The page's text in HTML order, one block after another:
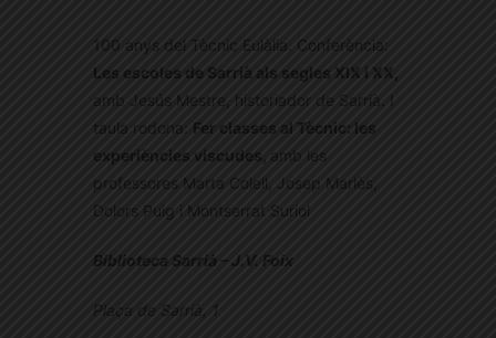
100 anys del Tècnic Eulàlia. Conferència:
Les escoles de Sarrià als segles XIX i XX,
amb Jesús Mestre, historiador de Sarrià.
taula rodona: Fer classes al Tècnic: les
experiències viscudes, amb les
professores Marta Colell, Josep Marlès,
Dolors Puig i Montserrat Suriol
Biblioteca Sarrià – J.V. Foix
Plaça de Sarrià, 1